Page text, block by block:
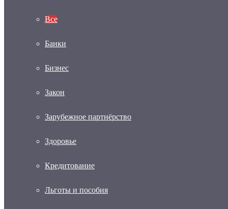
Все
Банки
Бизнес
Закон
Зарубежное партнёрство
Здоровье
Кредитование
Льготы и пособия